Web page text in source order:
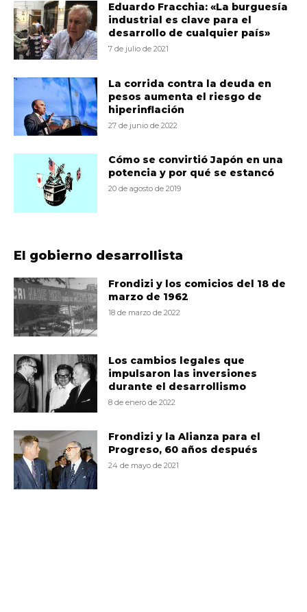
Eduardo Fracchia: «La burguesía
industrial es clave para el
desarrollo de cualquier país»
7 de julio de 2021
La corrida contra la deuda en
pesos aumenta el riesgo de
hiperinflación
27 de junio de 2022
Cómo se convirtió Japón en una
potencia y por qué se estancó
20 de agosto de 2019
El gobierno desarrollista
Frondizi y los comicios del 18 de
marzo de 1962
18 de marzo de 2022
Los cambios legales que
impulsaron las inversiones
durante el desarrollismo
8 de enero de 2022
Frondizi y la Alianza para el
Progreso, 60 años después
24 de mayo de 2021